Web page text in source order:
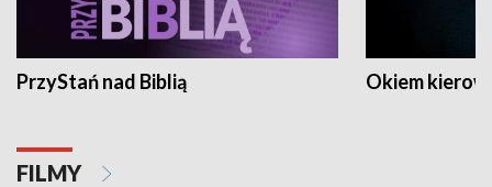
PrzyStań nad Biblią Okiem
FILMY